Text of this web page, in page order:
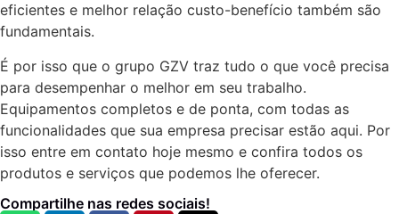
eficientes e melhor relação custo-benefício também são
fundamentais.
É por isso que o grupo GZV traz tudo o que você precisa
para desempenhar o melhor em seu trabalho.
Equipamentos completos e de ponta, com todas as
funcionalidades que sua empresa precisar estão aqui. Por
isso entre em contato hoje mesmo e confira todos os
produtos e serviços que podemos lhe oferecer.
Compartilhe nas redes sociais!